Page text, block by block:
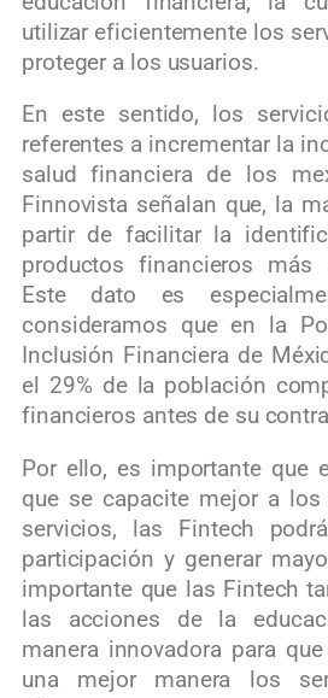
utilizar eficientemente los
proteger a los usuarios.
En este sentido, los
referentes a incrementar la
salud financiera de los
Finnovista señalan que, la
partir de facilitar la
productos financieros más
Este dato es
consideramos que en la
Inclusión Financiera de
el 29% de la población
financieros antes de su
Por ello, es importante que
que se capacite mejor a
servicios, las Fintech
participación y generar
importante que las Fintech
las acciones de la
manera innovadora para
una mejor manera los